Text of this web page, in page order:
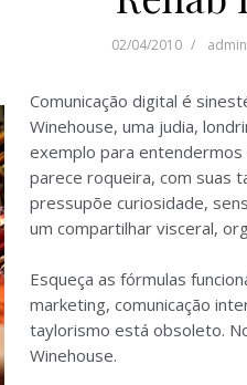
02/04/2010 admin
Comunicação digital é
Winehouse, uma judia,
exemplo para entendermos
parece roqueira, com suas
pressupõe curiosidade,
um compartilhar visceral,
Esqueça as fórmulas
marketing, comunicação
taylorismo está obsoleto.
Winehouse.